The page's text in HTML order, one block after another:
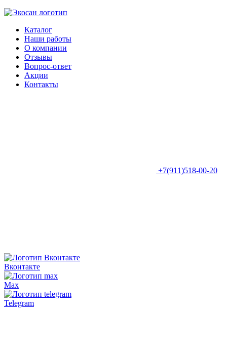
Каталог
Наши работы
О компании
Отзывы
Вопрос-ответ
Акции
Контакты
+7(911)518-00-20
Вконтакте
Max
Telegram